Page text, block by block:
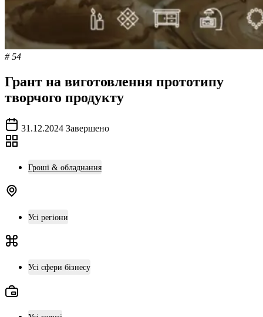
# 54
Грант на виготовлення прототипу
творчого продукту
31.12.2024 Завершено
Гроші & обладнання
Усі регіони
Усі сфери бізнесу